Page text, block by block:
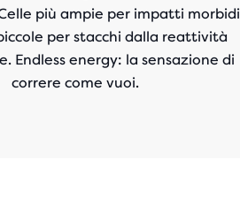
più ampie per impatti morbidi
per stacchi dalla reattività
Endless energy: la sensazione di
correre come vuoi.